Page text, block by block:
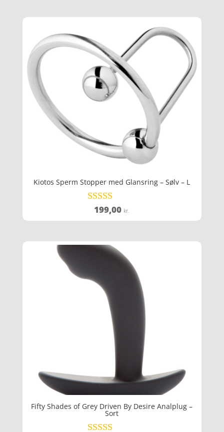
Kiotos Sperm Stopper med Glansring – Sølv – L
Vurderet
4.4
199,00 kr.
Fifty Shades of Grey Driven By Desire Analplug –
Sort